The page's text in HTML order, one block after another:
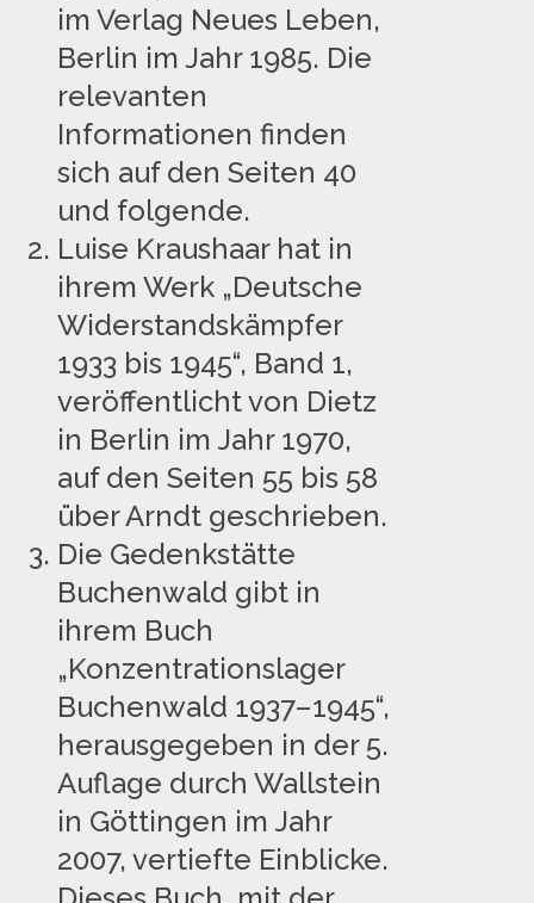
im Verlag Neues Leben,
Berlin im Jahr 1985. Die
relevanten
Informationen finden
sich auf den Seiten 40
und folgende.
Luise Kraushaar hat in
ihrem Werk „Deutsche
Widerstandskämpfer
1933 bis 1945“, Band 1,
veröffentlicht von Dietz
in Berlin im Jahr 1970,
auf den Seiten 55 bis 58
über Arndt geschrieben.
Die Gedenkstätte
Buchenwald gibt in
ihrem Buch
„Konzentrationslager
Buchenwald 1937–1945“,
herausgegeben in der 5.
Auflage durch Wallstein
in Göttingen im Jahr
2007, vertiefte Einblicke.